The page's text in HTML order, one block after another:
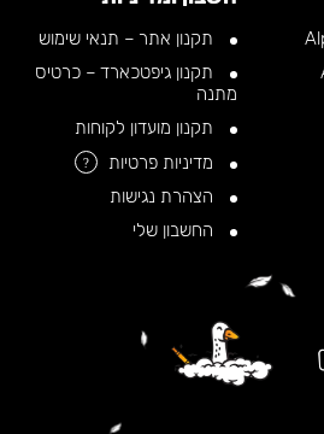
תקנון אתר – תנאי שימוש
תקנון גיפטכארד – כרטיס
מתנה
תקנון מועדון לקוחות
מדיניות פרטיות
?
הצהרת נגישות
החשבון שלי